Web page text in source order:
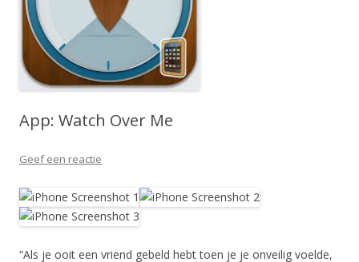
App: Watch Over Me
Geef een reactie
“Als je ooit een vriend gebeld hebt toen je je onveilig voelde,